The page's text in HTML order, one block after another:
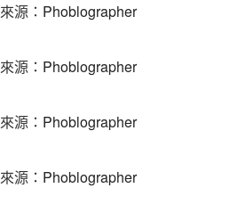
源： Phoblographer
源： Phoblographer
源： Phoblographer
源： Phoblographer